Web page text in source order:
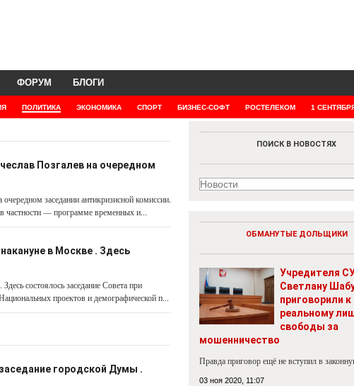
ПОЛИТИКА ЭКОНОМИКА СПОРТ БИЗНЕС-СОФТ РОСТЕЛЕКОМ 1
ФОРУМ БЛОГИ
Позгалев на очередном
заседании антикризисной комиссии.
частности — программе временных и...
в Москве . Здесь
состоялось заседание Совета при
проектов и демографической п...
городской Думы .
ПОИСК В НОВОСТЯХ
ОБМАНУТЫЕ ДОЛЬЩИКИ
Учредителя
Светлану
приговорили к
реальному
свободы за
мошенничество
Правда приговор ещё не вступил в
03 ноя 2020, 11:07